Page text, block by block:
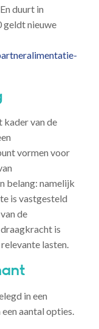
duurt in
geldt nieuwe
kader van de
vormen voor
belang: namelijk
is vastgesteld
de
is
lasten.
in een
aantal opties.